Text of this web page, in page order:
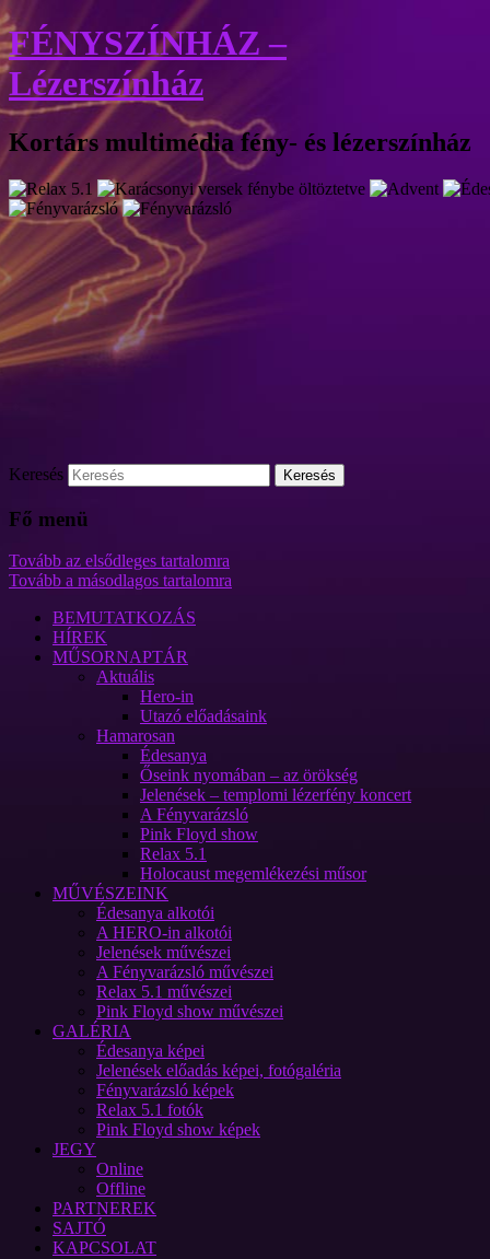
FÉNYSZÍNHÁZ –
Lézerszínház
Kortárs multimédia fény- és lézerszínház
Keresés
Fő menü
Tovább az elsődleges tartalomra
Tovább a másodlagos tartalomra
BEMUTATKOZÁS
HÍREK
MŰSORNAPTÁR
Aktuális
Hero-in
Utazó előadásaink
Hamarosan
Édesanya
Őseink nyomában – az örökség
Jelenések – templomi lézerfény koncert
A Fényvarázsló
Pink Floyd show
Relax 5.1
Holocaust megemlékezési műsor
MŰVÉSZEINK
Édesanya alkotói
A HERO-in alkotói
Jelenések művészei
A Fényvarázsló művészei
Relax 5.1 művészei
Pink Floyd show művészei
GALÉRIA
Édesanya képei
Jelenések előadás képei, fotógaléria
Fényvarázsló képek
Relax 5.1 fotók
Pink Floyd show képek
JEGY
Online
Offline
PARTNEREK
SAJTÓ
KAPCSOLAT